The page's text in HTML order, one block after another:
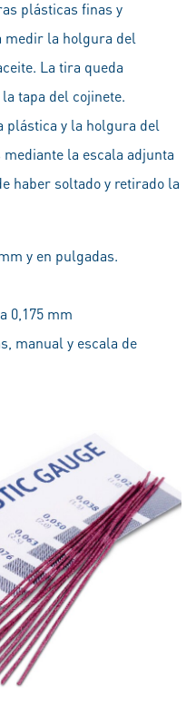
plásticas finas y
medir la holgura del
La tira queda
tapa del cojinete.
plástica y la holgura del
la escala adjunta
haber soltado y retirado la
y en pulgadas.
0,175 mm
manual y escala de